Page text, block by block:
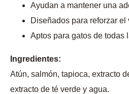
Ayudan a mantener una
Diseñados para reforzar el
Aptos para gatos de todas
Ingredientes:
Atún, salmón, tapioca, extracto
extracto de té verde y agua.